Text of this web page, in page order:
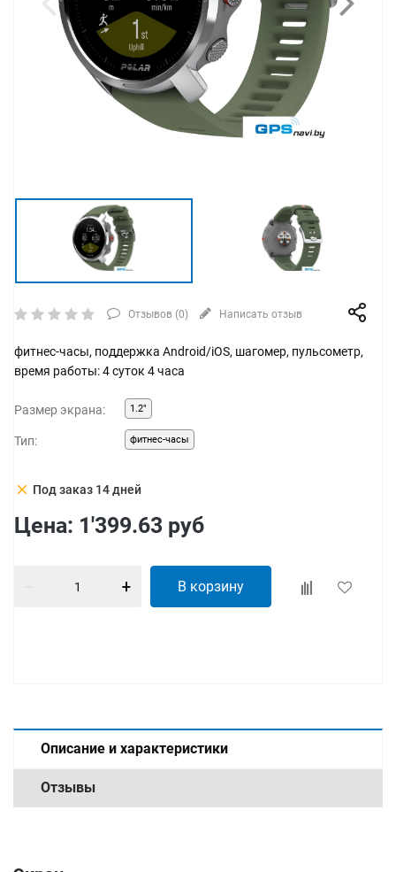
Отзывов (0) Написать отзыв
фитнес-часы, поддержка Android/iOS, шагомер, пульсометр,
время работы: 4 суток 4 часа
Размер экрана: 1.2"
Тип: фитнес-часы
clear Под заказ 14 дней
Цена: 1'399.63 руб
В корзину
Описание и характеристики
Отзывы